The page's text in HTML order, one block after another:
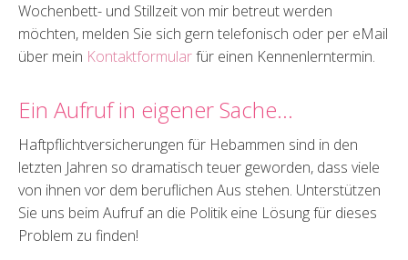
Wochenbett- und Stillzeit von mir betreut werden
möchten, melden Sie sich gern telefonisch oder per eMail
über mein Kontaktformularfür einen Kennenlerntermin.
Ein Aufruf in eigener Sache…
Haftpflichtversicherungen für Hebammen sind in den
letzten Jahren so dramatisch teuer geworden, dass viele
von ihnen vor dem beruflichen Aus stehen. Unterstützen
Sie uns beim Aufruf an die Politik eine Lösung für dieses
Problem zu finden!